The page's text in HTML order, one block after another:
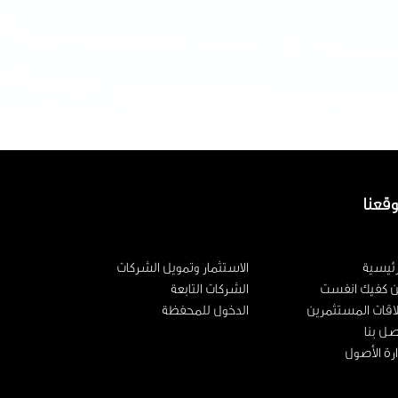
كفيك انفست
المستثمرين
بنا
الأصول
الاستثمار وتمويل الشركات
الشركات التابعة
الدخول للمحفظة